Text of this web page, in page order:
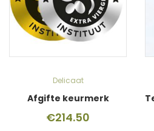
Delicaat
Afgifte keurmerk
€214.50